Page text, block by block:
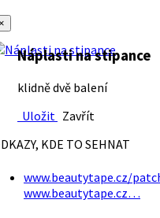
Náplasti na stipance
klidně dvě balení
Uložit Zavřít
KDE TO SEHNAT
www.beautytape.cz/
www.beautytape.cz…